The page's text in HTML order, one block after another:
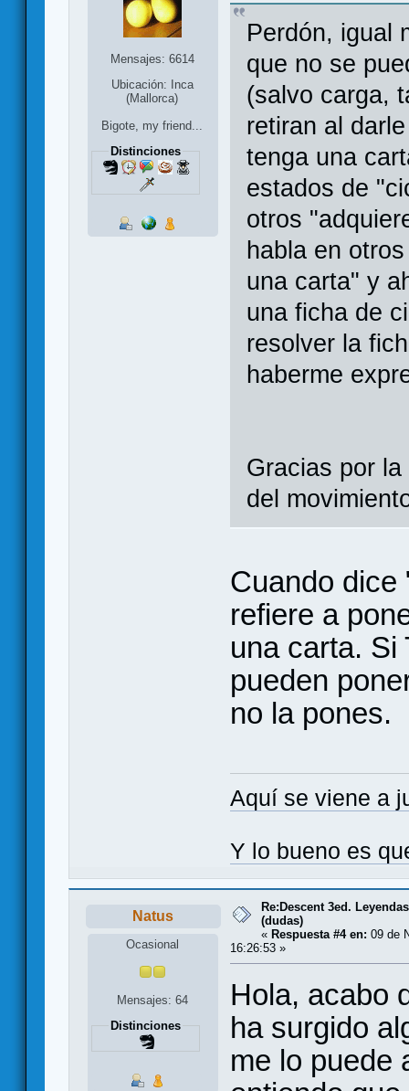
Mensajes: 6614
Ubicación: Inca
(Mallorca)
Bigote, my friend...
Distinciones
Perdón, igual
que no se
(salvo carga,
retiran al
tenga una
estados de
otros
habla en
una carta" y
una ficha de
resolver la
haberme
Gracias por
del
Cuando dice
refiere a
una carta. Si
pueden
no la pones.
Aquí se viene a
Y lo bueno es
Natus
Ocasional
Mensajes: 64
Distinciones
Re:Descent 3ed.
(dudas)
« Respuesta #4 en: 09 de
16:26:53 »
Hola, acabo
ha surgido
me lo puede